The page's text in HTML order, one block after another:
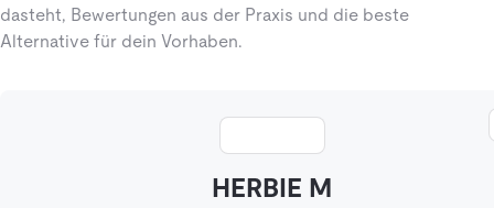
dasteht, Bewertungen aus der Praxis und die beste
Alternative für dein Vorhaben.
HERBIE M